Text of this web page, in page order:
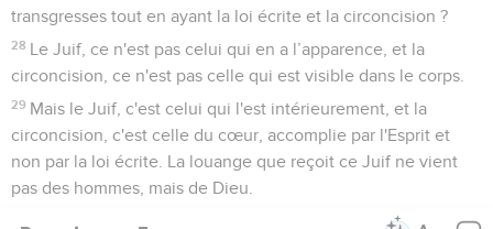
transgresses tout en ayant la loi écrite et la circoncision ?
28 Le Juif, ce n'est pas celui qui en a l’apparence, et la
circoncision, ce n'est pas celle qui est visible dans le corps.
29 Mais le Juif, c'est celui qui l'est intérieurement, et la
circoncision, c'est celle du cœur, accomplie par l'Esprit et
non par la loi écrite. La louange que reçoit ce Juif ne vient
pas des hommes, mais de Dieu.